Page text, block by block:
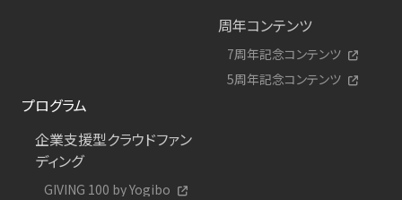
周年コンテンツ
7周年記念コンテンツ
5周年記念コンテンツ
プログラム
企業支援型クラウドファン
ディング
GIVING 100 by Yogibo